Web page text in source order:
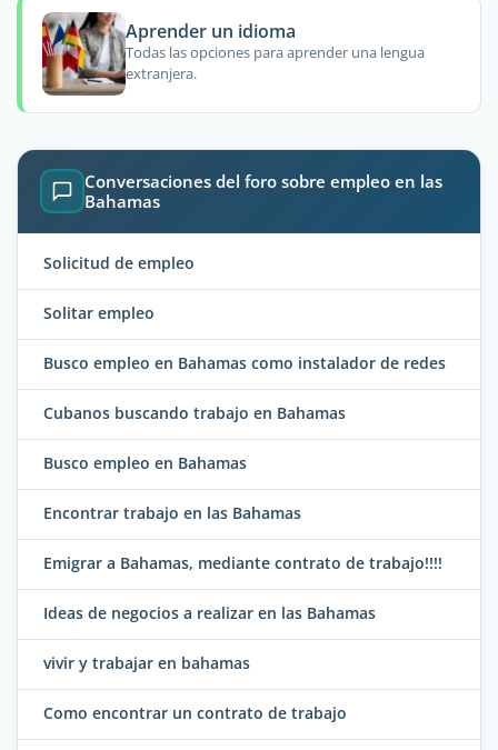
Aprender un idioma
Todas las opciones para aprender una lengua
extranjera.
Conversaciones del foro sobre empleo en las
Bahamas
Solicitud de empleo
Solitar empleo
Busco empleo en Bahamas como instalador de redes
Cubanos buscando trabajo en Bahamas
Busco empleo en Bahamas
Encontrar trabajo en las Bahamas
Emigrar a Bahamas, mediante contrato de trabajo!!!!
Ideas de negocios a realizar en las Bahamas
vivir y trabajar en bahamas
Como encontrar un contrato de trabajo